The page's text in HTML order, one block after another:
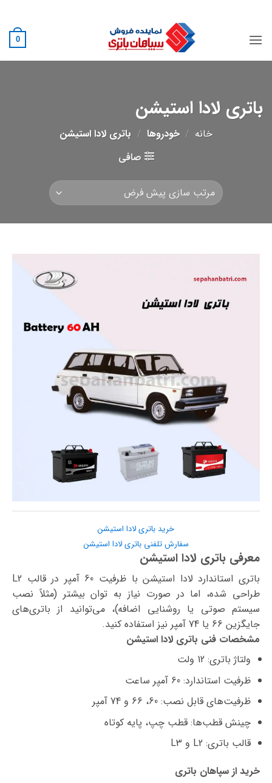
content
0
باتری لادا استیشن
خانه / خودروها / باتری لادا استیشن
صافی
خرید باتری لادا استیشن
سفارش تلفنی باتری لادا استیشن
معرفی باتری لادا استیشن
باتری استاندارد لادا استیشن با ظرفیت 60 آمپر در قالب L2
طراحی شده، اما در صورت نیاز به توان بیشتر (مثلاً نصب
سیستم صوتی یا روشنایی اضافه)، می‌توانید از باتری‌های
جایگزین 66 یا 74 آمپر نیز استفاده کنید.
مشخصات فنی باتری لادا استیشن
ولتاژ باتری: 12 ولت
ظرفیت استاندارد: 60 آمپر ساعت
ظرفیت‌های قابل نصب: 60، 66 و 74 آمپر
چینش قطب‌ها: قطب چپ، پایه کوتاه
قالب باتری: L2 و L3
خرید از سپاهان باتری